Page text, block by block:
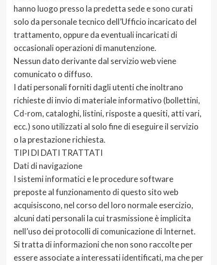
hanno luogo presso la predetta sede e sono curati
solo da personale tecnico dell’Ufficio incaricato del
trattamento, oppure da eventuali incaricati di
occasionali operazioni di manutenzione.
Nessun dato derivante dal servizio web viene
comunicato o diffuso.
I dati personali forniti dagli utenti che inoltrano
richieste di invio di materiale informativo (bollettini,
Cd-rom, cataloghi, listini, risposte a quesiti, atti vari,
ecc.) sono utilizzati al solo fine di eseguire il servizio
o la prestazione richiesta.
TIPI DI DATI TRATTATI
Dati di navigazione
I sistemi informatici e le procedure software
preposte al funzionamento di questo sito web
acquisiscono, nel corso del loro normale esercizio,
alcuni dati personali la cui trasmissione è implicita
nell’uso dei protocolli di comunicazione di Internet.
Si tratta di informazioni che non sono raccolte per
essere associate a interessati identificati, ma che per